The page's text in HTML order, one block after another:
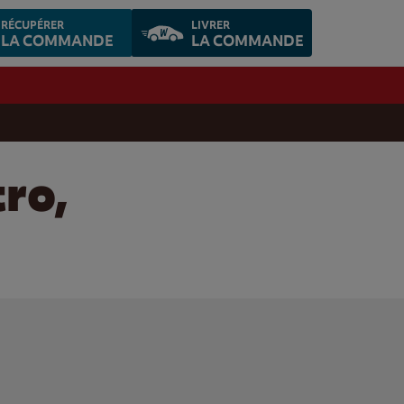
RÉCUPÉRER
LA COMMANDE
LIVRER
LA COMMANDE